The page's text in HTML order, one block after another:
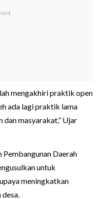
mengakhiri praktik open
ada lagi praktik lama
masyarakat,” Ujar
Daerah
untuk
meningkatkan